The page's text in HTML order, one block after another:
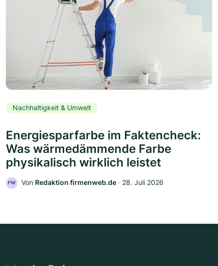
Nachhaltigkeit & Umwelt
Energiesparfarbe im Faktencheck:
Was wärmedämmende Farbe
physikalisch wirklich leistet
FW Von Redaktion firmenweb.de ‧ 28. Juli 2026